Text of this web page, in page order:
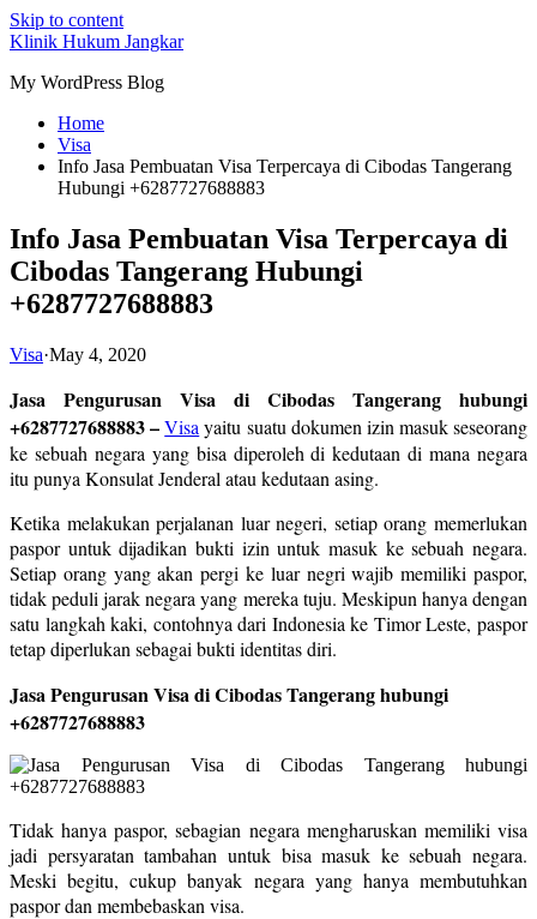
Skip to content
Klinik Hukum Jangkar
My WordPress Blog
Home
Visa
Info Jasa Pembuatan Visa Terpercaya di Cibodas Tangerang
Hubungi +6287727688883
Info Jasa Pembuatan Visa Terpercaya di
Cibodas Tangerang Hubungi
+6287727688883
Visa·May 4, 2020
Jasa Pengurusan Visa di Cibodas Tangerang hubungi
+6287727688883 –Visa yaitu suatu dokumen izin masuk seseorang
ke sebuah negara yang bisa diperoleh di kedutaan di mana negara
itu punya Konsulat Jenderal atau kedutaan asing.
Ketika melakukan perjalanan luar negeri, setiap orang memerlukan
paspor untuk dijadikan bukti izin untuk masuk ke sebuah negara.
Setiap orang yang akan pergi ke luar negri wajib memiliki paspor,
tidak peduli jarak negara yang mereka tuju. Meskipun hanya dengan
satu langkah kaki, contohnya dari Indonesia ke Timor Leste, paspor
tetap diperlukan sebagai bukti identitas diri.
Jasa Pengurusan Visa di Cibodas Tangerang hubungi
+6287727688883
Tidak hanya paspor, sebagian negara mengharuskan memiliki visa
jadi persyaratan tambahan untuk bisa masuk ke sebuah negara.
Meski begitu, cukup banyak negara yang hanya membutuhkan
paspor dan membebaskan visa.